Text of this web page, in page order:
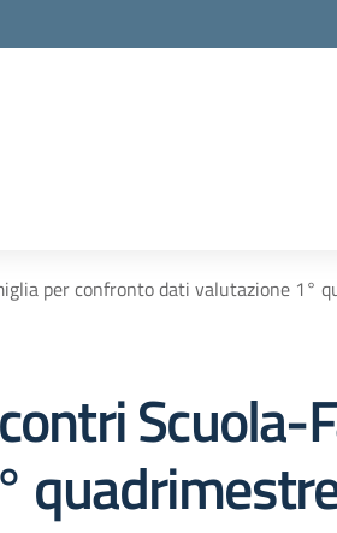
per confronto dati valutazione 1°
Scuola-